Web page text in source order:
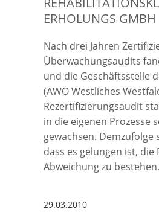
ERHOLUNGS GMBH
Nach drei Jahren
Überwachungsaudits
und die Geschäftsstelle
(AWO Westliches
Rezertifizierungsaudit
in die eigenen Prozesse
gewachsen.
dass es gelungen ist,
Abweichung zu bestehen.
29.03.2010